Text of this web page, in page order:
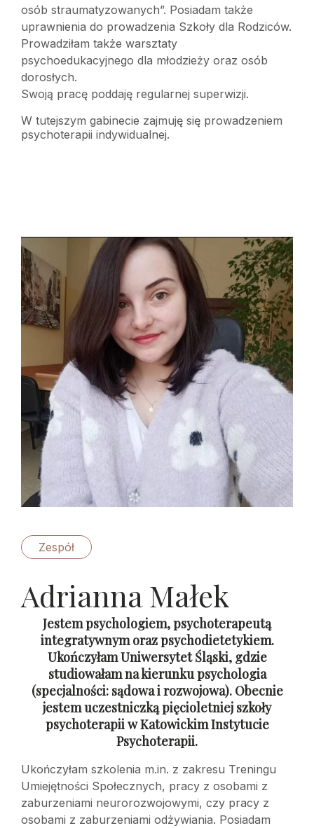
osób straumatyzowanych”. Posiadam także
uprawnienia do prowadzenia Szkoły dla Rodziców.
Prowadziłam także warsztaty
psychoedukacyjnego dla młodzieży oraz osób
dorosłych.
Swoją pracę poddaję regularnej superwizji.
W tutejszym gabinecie zajmuję się prowadzeniem
psychoterapii indywidualnej.
Zespół
Adrianna Małek
Jestem psychologiem, psychoterapeutą
integratywnym oraz psychodietetykiem.
Ukończyłam Uniwersytet Śląski, gdzie
studiowałam na kierunku psychologia
(specjalności: sądowai rozwojowa). Obecnie
jestem uczestniczką pięcioletniej szkoły
psychoterapiiw Katowickim Instytucie
Psychoterapii.
Ukończyłam szkolenia m.in. z zakresu Treningu
Umiejętności Społecznych, pracy z osobami z
zaburzeniami neurorozwojowymi, czy pracy z
osobami z zaburzeniami odżywiania. Posiadam